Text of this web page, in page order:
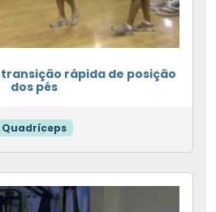
rápida de posição
dos pés
Quadríceps